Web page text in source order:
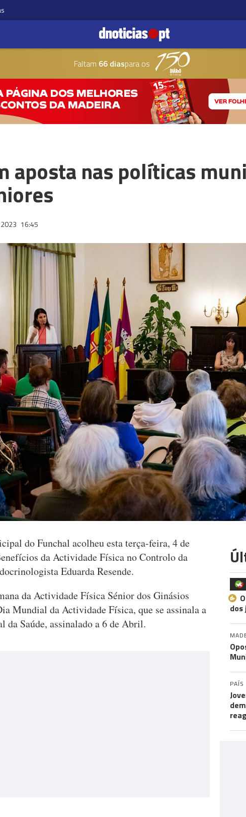
Faltam 66 diaspara os
aposta nas políticas
16:45
do Funchal acolheu esta terça-feira, 4 de
da Actividade Física no Controlo da
Eduarda Resende.
da Actividade Física Sénior dos Ginásios
Mundial da Actividade Física, que se assinala a
Saúde, assinalado a 6 de Abril.
dos
PAÍS